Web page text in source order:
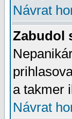
Návrat
Zabudol
a takmer
Návrat